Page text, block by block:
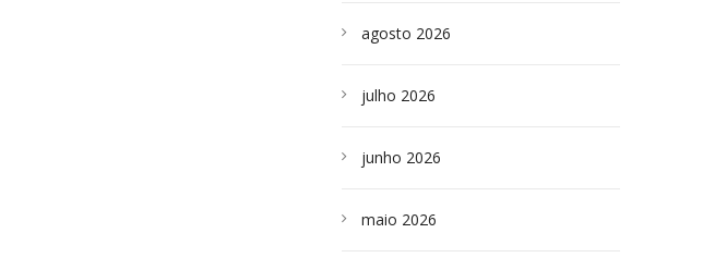
agosto 2026
julho 2026
junho 2026
maio 2026